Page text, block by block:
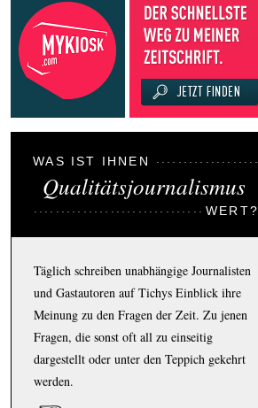
WAS IST IHNEN
Qualitätsjournalismus
WERT?
Täglich schreiben unabhängige Journalisten
und Gastautoren auf Tichys Einblick ihre
Meinung zu den Fragen der Zeit. Zu jenen
Fragen, die sonst oft all zu einseitig
dargestellt oder unter den Teppich gekehrt
werden.